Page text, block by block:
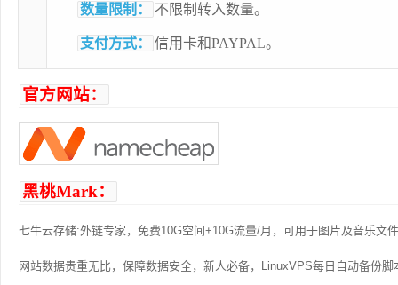
数量限制： 不限制转入数量。
支付方式： 信用卡和PAYPAL。
官方网站：
黑桃Mark：
七牛云存储:外链专家，免费10G空间+10G流量/月，可用于图片及音乐文
网站数据贵重无比，保障数据安全，新人必备，LinuxVPS每日自动备份脚